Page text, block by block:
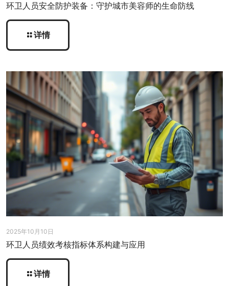
环卫人员安全防护装备：守护城市美容师的生命防线
详情
2025年10月10日
环卫人员绩效考核指标体系构建与应用
详情